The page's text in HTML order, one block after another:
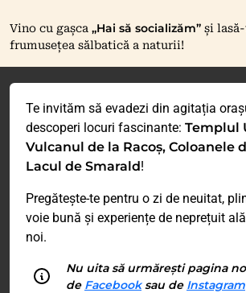
Vino cu gașca „Hai să socializăm” și
frumusețea sălbatică a naturii!
Te invităm să evadezi din agitația
descoperi locuri fascinante: Templul
Vulcanul de la Racoș, Coloanele
Lacul de Smarald!
Pregătește-te pentru o zi de neuitat,
voie bună și experiențe de neprețuit
noi.
Nu uita să urmărești pagina
de Facebooksau de Instagram